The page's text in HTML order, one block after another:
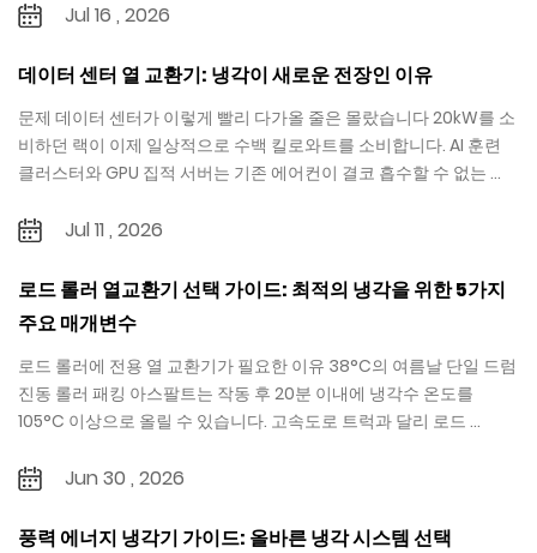
Jul 16 , 2026
데이터 센터 열 교환기: 냉각이 새로운 전장인 이유
문제 데이터 센터가 이렇게 빨리 다가올 줄은 몰랐습니다 20kW를 소
비하던 랙이 이제 일상적으로 수백 킬로와트를 소비합니다. AI 훈련
클러스터와 GPU 집적 서버는 기존 에어컨이 결코 흡수할 수 없는 ...
Jul 11 , 2026
로드 롤러 열교환기 선택 가이드: 최적의 냉각을 위한 5가지
주요 매개변수
로드 롤러에 전용 열 교환기가 필요한 이유 38°C의 여름날 단일 드럼
진동 롤러 패킹 아스팔트는 작동 후 20분 이내에 냉각수 온도를
105°C 이상으로 올릴 수 있습니다. 고속도로 트럭과 달리 로드 ...
Jun 30 , 2026
풍력 에너지 냉각기 가이드: 올바른 냉각 시스템 선택